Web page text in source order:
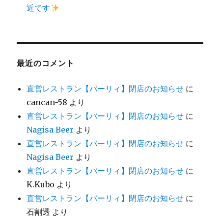
近です
最近のコメント
直営レストラン【バーリィ】閉店のお知らせ に
cancan-58 より
直営レストラン【バーリィ】閉店のお知らせ に
Nagisa Beer より
直営レストラン【バーリィ】閉店のお知らせ に
Nagisa Beer より
直営レストラン【バーリィ】閉店のお知らせ に
K.Kubo より
直営レストラン【バーリィ】閉店のお知らせ に
石割透 より